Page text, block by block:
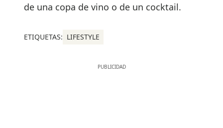
de una copa de vino o de un cocktail.
ETIQUETAS: LIFESTYLE